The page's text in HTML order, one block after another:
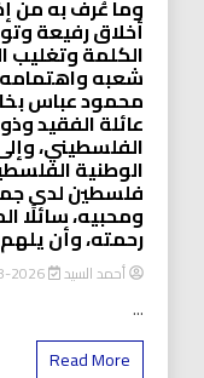
وما عُرف به من
أخلاق رفيعة
الكلمة وتغليب
شعبه
محمود عباس
عائلة الفقيد
الفلسطيني،
الوطنية
فلسطين لدى
ومحبيه، سائلًا
رحمته، وأن
أحمد السيد 2026-08-10
...
Read More